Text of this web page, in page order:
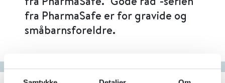
fra PharmaSafe er for gravide og
småbarnsforeldre.
Gå til bokstav